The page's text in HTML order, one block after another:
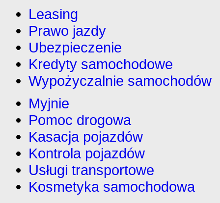
Leasing
Prawo jazdy
Ubezpieczenie
Kredyty samochodowe
Wypożyczalnie samochodów
Myjnie
Pomoc drogowa
Kasacja pojazdów
Kontrola pojazdów
Usługi transportowe
Kosmetyka samochodowa